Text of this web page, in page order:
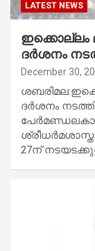
LATEST NEWS
ഇക്കൊല്ലം
ദർശനം
December 30,
ദർശനം
27ന്